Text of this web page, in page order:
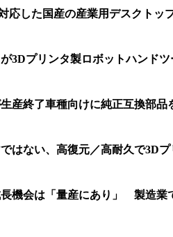
応した国産の産業用デスクトッ
3Dプリンタ製ロボットハンド
産終了車種向けに純正互換部品
はない、高復元／高耐久で3D
機会は「量産にあり」 製造業